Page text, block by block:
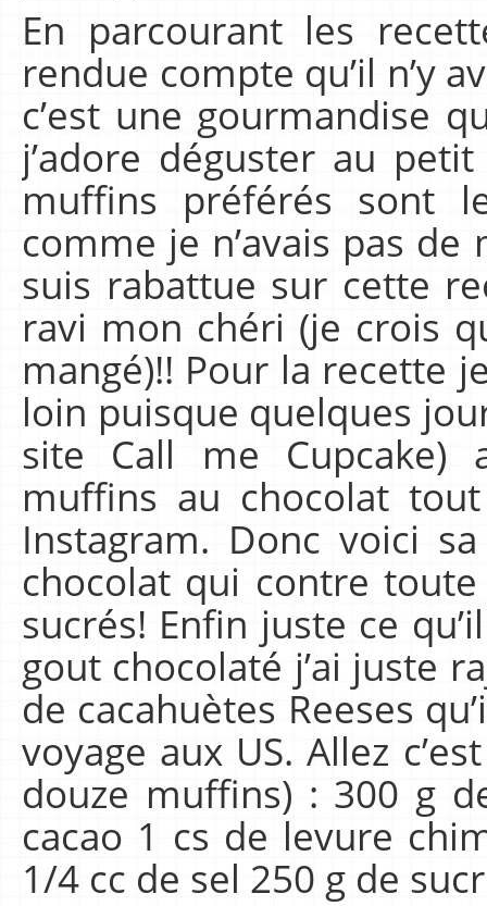
En parcourant les
rendue compte qu’il n’y
c’est une gourmandise
j’adore déguster au
muffins préférés sont
comme je n’avais pas
suis rabattue sur cette
ravi mon chéri (je crois
mangé)!! Pour la recette
loin puisque quelques
site Call me
muffins au chocolat
Instagram. Donc voici
chocolat qui contre
sucrés! Enfin juste ce
gout chocolaté j’ai juste
de cacahuètes Reeses
voyage aux US. Allez
douze muffins) : 300 g
cacao 1 cs de levure
1/4 cc de sel 250 g de